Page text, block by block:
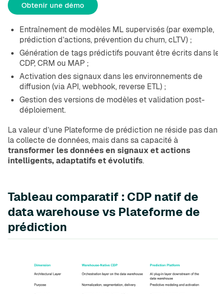
Obtenir une démo
Entraînement de modèles ML supervisés (par exemple,
prédiction d’actions, prévention du churn, cLTV) ;
Génération de tags prédictifs pouvant être écrits dans
CDP, CRM ou MAP ;
Activation des signaux dans les environnements de
diffusion (via API, webhook, reverse ETL) ;
Gestion des versions de modèles et validation post-
déploiement.
La valeur d’une Plateforme de prédiction ne réside pas
la collecte de données, mais dans sa capacité à
transformer les données en signaux et actions
intelligents, adaptatifs et évolutifs.
Tableau comparatif : CDP natif de
data warehouse vs Plateforme de
prédiction